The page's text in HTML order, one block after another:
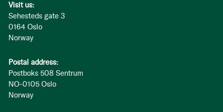
Visit us:
Sehesteds gate 3
0164 Oslo
Norway
Postal address:
Postboks 508 Sentrum
NO-0105 Oslo
Norway